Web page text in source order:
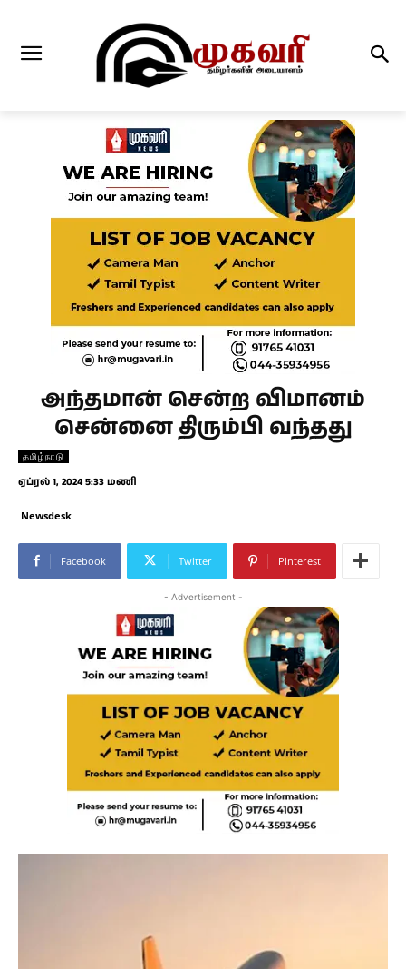
அந்தமான் சென்ற விமானம்
சென்னை திரும்பி வந்தது
தமிழ்நாடு
ஏப்ரல் 1, 2024 5:33 மணி
Newsdesk
Facebook Twitter Pinterest
- Advertisement -